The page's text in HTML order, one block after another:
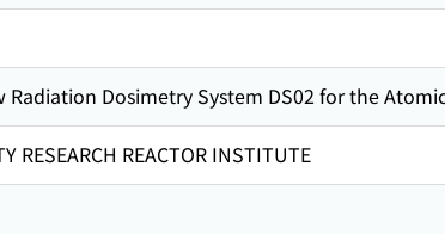
Dosimetry System DS02 for the
RESEARCH REACTOR INSTITUTE